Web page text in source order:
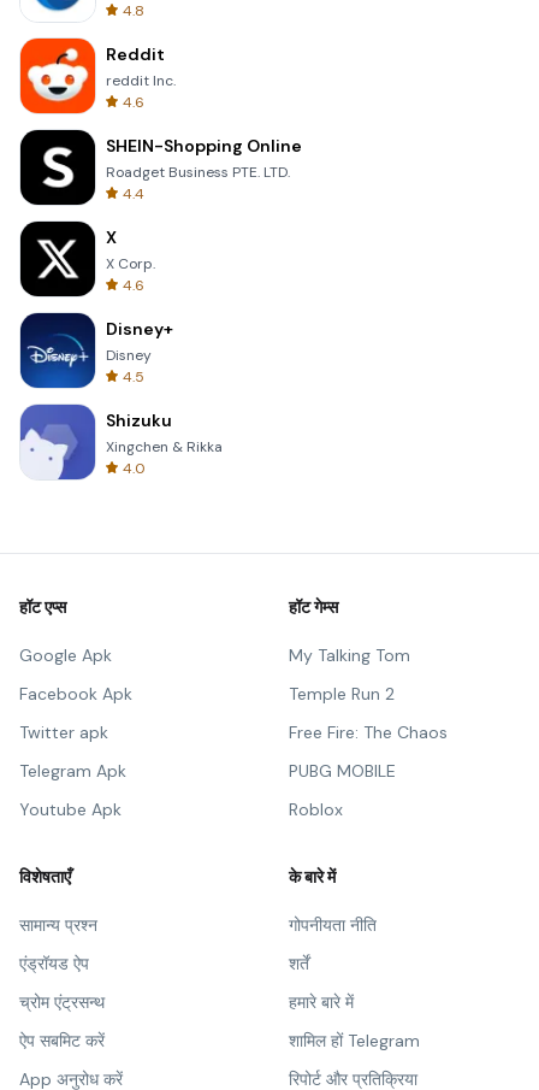
4.8
Reddit
reddit Inc.
4.6
SHEIN-Shopping Online
Roadget Business PTE. LTD.
4.4
X
X Corp.
4.6
Disney+
Disney
4.5
Shizuku
Xingchen & Rikka
4.0
हॉट एप्स
Google Apk
Facebook Apk
Twitter apk
Telegram Apk
Youtube Apk
हॉट गेम्स
My Talking Tom
Temple Run 2
Free Fire: The Chaos
PUBG MOBILE
Roblox
विशेषताएँ
सामान्य प्रश्न
एंड्रॉयड ऐप
च्रोम एंट्रसन्थ
ऐप सबमिट करें
App अनुरोध करें
के बारे में
गोपनीयता नीति
शर्तें
हमारे बारे में
शामिल हों Telegram
रिपोर्ट और प्रतिक्रिया